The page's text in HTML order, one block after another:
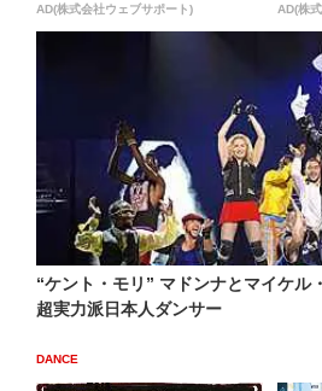
AD(株式会社ウェブサポート) AD(株
“ケント・モリ” マドンナとマイケル
超実力派日本人ダンサー
DANCE